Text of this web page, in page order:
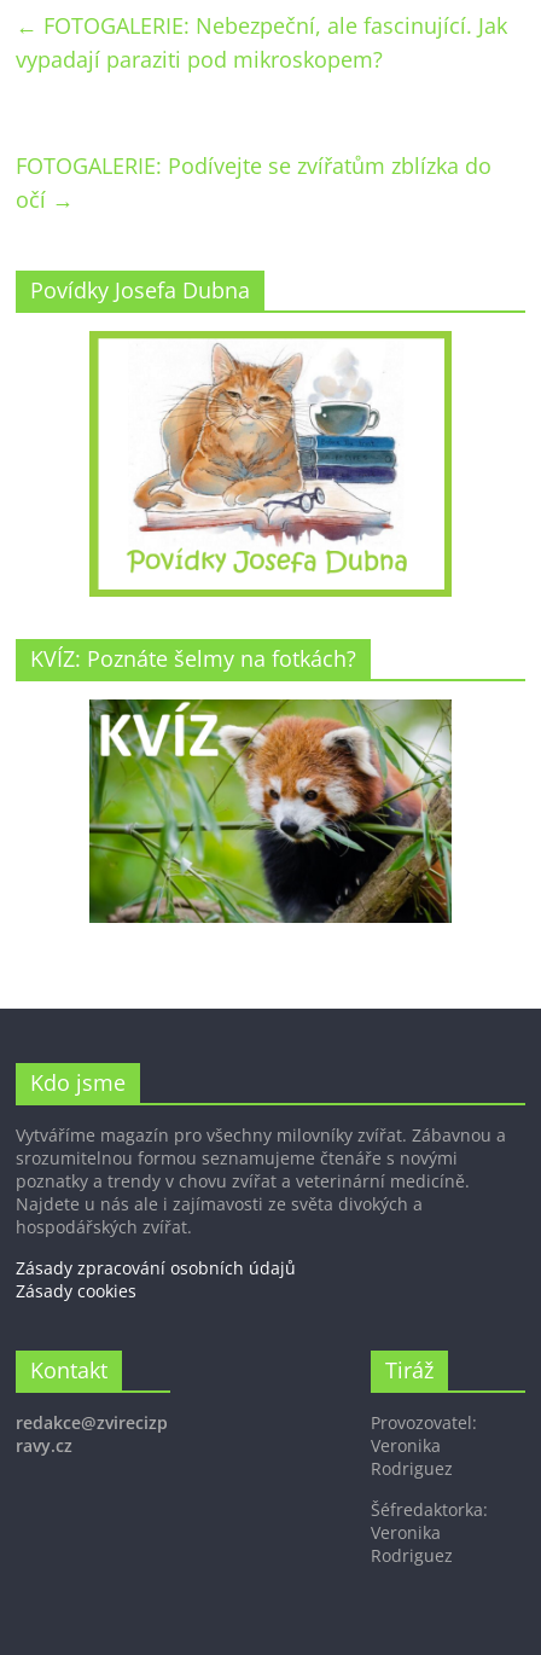
← FOTOGALERIE: Nebezpeční, ale fascinující. Jak
vypadají paraziti pod mikroskopem?
FOTOGALERIE: Podívejte se zvířatům zblízka do
očí →
Povídky Josefa Dubna
KVÍZ: Poznáte šelmy na fotkách?
Kdo jsme
Vytváříme magazín pro všechny milovníky zvířat. Zábavnou a
srozumitelnou formou seznamujeme čtenáře s novými
poznatky a trendy v chovu zvířat a veterinární medicíně.
Najdete u nás ale i zajímavosti ze světa divokých a
hospodářských zvířat.
Zásady zpracování osobních údajů
Zásady cookies
Kontakt
redakce@zvirecizp
ravy.cz
Tiráž
Provozovatel:
Veronika
Rodriguez
Šéfredaktorka:
Veronika
Rodriguez